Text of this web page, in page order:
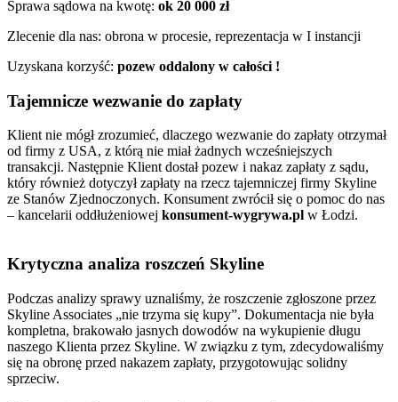
Sprawa sądowa na kwotę: ok 20 000 zł
Zlecenie dla nas: obrona w procesie, reprezentacja w I instancji
Uzyskana korzyść: pozew oddalony w całości !
Tajemnicze wezwanie do zapłaty
Klient nie mógł zrozumieć, dlaczego wezwanie do zapłaty otrzymał
od firmy z USA, z którą nie miał żadnych wcześniejszych
transakcji. Następnie Klient dostał pozew i nakaz zapłaty z sądu,
który również dotyczył zapłaty na rzecz tajemniczej firmy Skyline
ze Stanów Zjednoczonych. Konsument zwrócił się o pomoc do nas
– kancelarii oddłużeniowej konsument-wygrywa.pl w Łodzi.
Krytyczna analiza roszczeń Skyline
Podczas analizy sprawy uznaliśmy, że roszczenie zgłoszone przez
Skyline Associates „nie trzyma się kupy”. Dokumentacja nie była
kompletna, brakowało jasnych dowodów na wykupienie długu
naszego Klienta przez Skyline. W związku z tym, zdecydowaliśmy
się na obronę przed nakazem zapłaty, przygotowując solidny
sprzeciw.